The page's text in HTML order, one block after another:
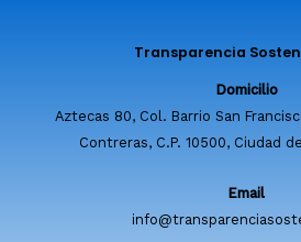
Transparencia
Domicilio
Aztecas 80, Col. Barrio San
Contreras, C.P. 10500, Ciudad
Email